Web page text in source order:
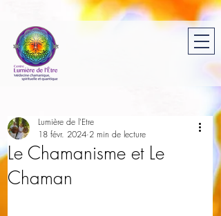
Le Chamanisme et Le
Chaman
Lumière de l'Etre
18 févr. 2024 2 min de lecture